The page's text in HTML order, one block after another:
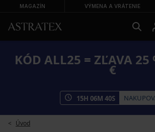
MAGAZÍN VÝMENA A VRÁTENIE
KÓD ALL25 = ZĽAVA 25
€
15H 06M 40S
Úvod